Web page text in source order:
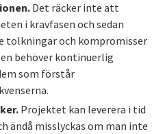
Det räcker inte att
i kravfasen och sedan
tolkningar och kompromisser
behöver kontinuerlig
som förstår
Projektet kan leverera i tid
ändå misslyckas om man inte